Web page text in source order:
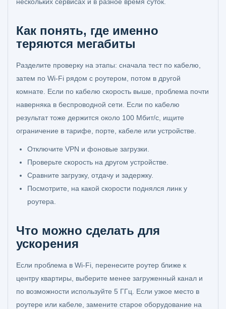
Как понять, где именно
теряются мегабиты
Разделите проверку на этапы: сначала тест по кабелю,
затем по Wi-Fi рядом с роутером, потом в другой
комнате. Если по кабелю скорость выше, проблема почти
наверняка в беспроводной сети. Если по кабелю
результат тоже держится около 100 Мбит/с, ищите
ограничение в тарифе, порте, кабеле или устройстве.
Отключите VPN и фоновые загрузки.
Проверьте скорость на другом устройстве.
Сравните загрузку, отдачу и задержку.
Посмотрите, на какой скорости поднялся линк у
роутера.
Что можно сделать для
ускорения
Если проблема в Wi-Fi, перенесите роутер ближе к
центру квартиры, выберите менее загруженный канал и
по возможности используйте 5 ГГц. Если узкое место в
роутере или кабеле, замените старое оборудование на